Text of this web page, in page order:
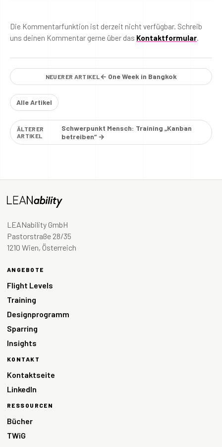
Die Kommentarfunktion ist derzeit nicht verfügbar. Schreib
uns deinen Kommentar gerne über das Kontaktformular.
NEUERER ARTIKEL ← One Week in Bangkok
Alle Artikel
ÄLTERER
ARTIKEL
Schwerpunkt Mensch: Training „Kanban
betreiben“ →
LEANability GmbH
Pastorstraße 28/35
1210 Wien, Österreich
ANGEBOTE
Flight Levels
Training
Designprogramm
Sparring
Insights
KONTAKT
Kontaktseite
LinkedIn
RESSOURCEN
Bücher
TWiG